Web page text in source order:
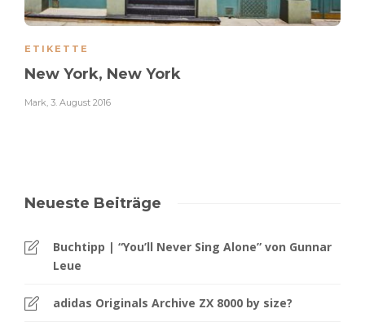
ETIKETTE
New York, New York
Mark, 3. August 2016
Neueste Beiträge
Buchtipp | “You’ll Never Sing Alone” von Gunnar
Leue
adidas Originals Archive ZX 8000 by size?